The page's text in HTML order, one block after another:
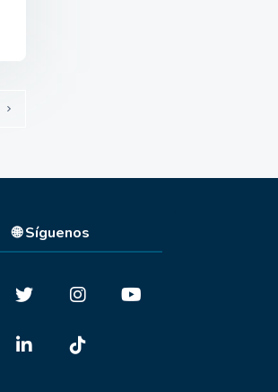
Siguiente página
🌐 Síguenos